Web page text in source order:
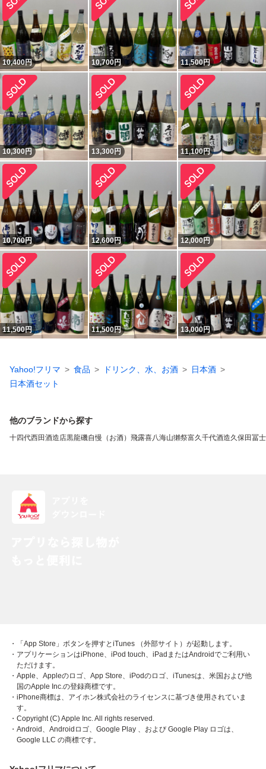
10,400円 10,700円 11,500円
10,300円 13,300円 11,100円
10,700円 12,600円 12,000円
11,500円 11,500円 13,000円
Yahoo!フリマ 食品 ドリンク、水、お酒
日本酒
日本酒セット
他のブランドから探す
十四代西田酒造店黒龍磯自慢（お酒） 飛露喜八海山獺祭富久千代酒造久保田冨
・「App Store」ボタンを押すとiTunes （外部サイト）が起動します。
・アプリケーションはiPhone、iPod touch、iPadまたはAndroidでご利用い
ただけます。
・Apple、Appleのロゴ、App Store、iPodのロゴ、iTunesは、米国および他
国のApple Inc.の登録商標です。
・iPhone商標は、アイホン株式会社のライセンスに基づき使用されていま
す。
・Copyright (C) Apple Inc. All rights reserved.
・Android、Androidロゴ、Google Play 、および Google Play ロゴは、
Google LLC の商標です。